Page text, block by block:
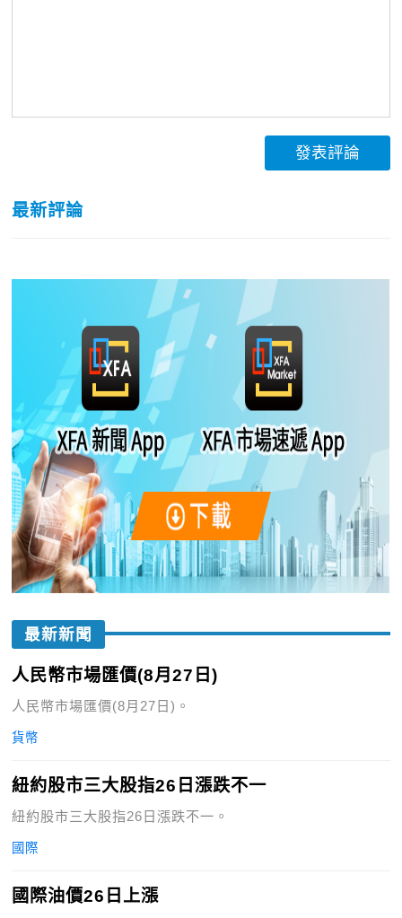
發表評論
最新評論
最新新聞
人民幣市場匯價(8月27日)
人民幣市場匯價(8月27日)。
貨幣
紐約股市三大股指26日漲跌不一
紐約股市三大股指26日漲跌不一。
國際
國際油價26日上漲